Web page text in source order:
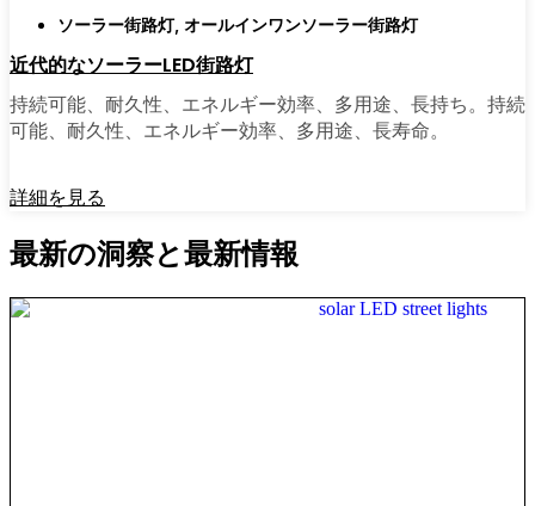
ソーラー街路灯, オールインワンソーラー街路灯
近代的なソーラーLED街路灯
持続可能、耐久性、エネルギー効率、多用途、長持ち。持続
可能、耐久性、エネルギー効率、多用途、長寿命。
詳細を見る
最新の洞察と最新情報